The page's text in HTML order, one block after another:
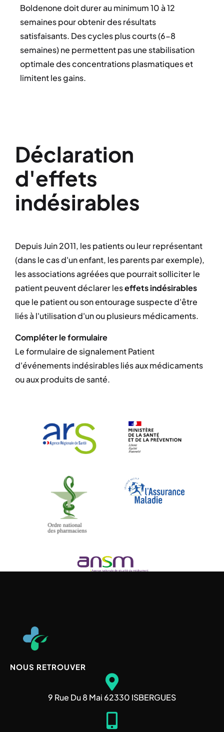
Boldenone doit durer au minimum 10 à 12
semaines pour obtenir des résultats
satisfaisants. Des cycles plus courts (6-8
semaines) ne permettent pas une stabilisation
optimale des concentrations plasmatiques et
limitent les gains.
Déclaration
d'effets
indésirables
Depuis Juin 2011, les patients ou leur représentant
(dans le cas d'un enfant, les parents par exemple),
les associations agréées que pourrait solliciter le
patient peuvent déclarer leseffets indésirables
que le patient ou son entourage suspecte d'être
liés à l'utilisation d'un ou plusieurs médicaments.
Compléter le formulaire
Le formulaire de signalement Patient
d'événements indésirables liés aux médicaments
ou aux produits de santé.
NOUS RETROUVER
9 Rue Du 8 Mai 62330 ISBERGUES